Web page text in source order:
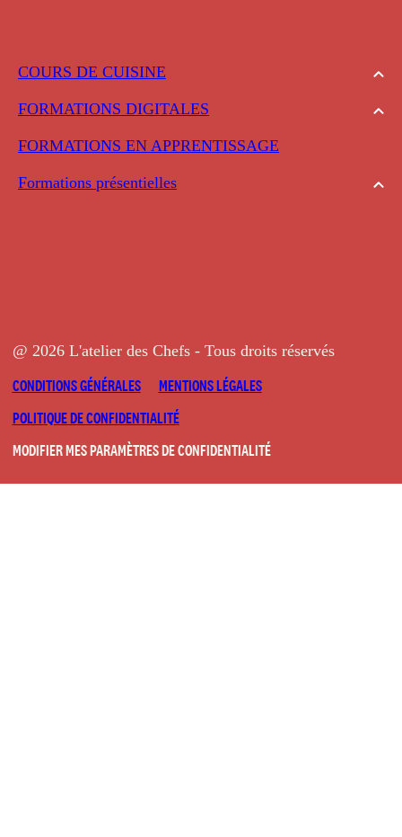
COURS DE CUISINE
FORMATIONS DIGITALES
FORMATIONS EN APPRENTISSAGE
Formations présentielles
@ 2026 L'atelier des Chefs - Tous droits réservés
CONDITIONS GÉNÉRALES
MENTIONS LÉGALES
POLITIQUE DE CONFIDENTIALITÉ
MODIFIER MES PARAMÈTRES DE CONFIDENTIALITÉ